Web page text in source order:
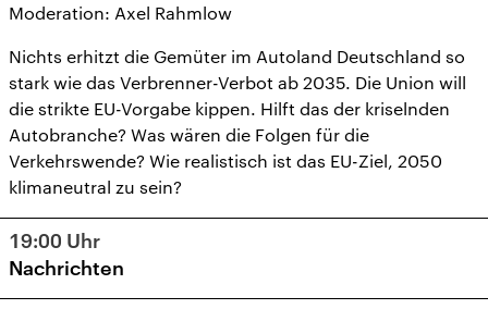
Moderation: Axel Rahmlow
Nichts erhitzt die Gemüter im Autoland Deutschland so
stark wie das Verbrenner-Verbot ab 2035. Die Union will
die strikte EU-Vorgabe kippen. Hilft das der kriselnden
Autobranche? Was wären die Folgen für die
Verkehrswende? Wie realistisch ist das EU-Ziel, 2050
klimaneutral zu sein?
19:00 Uhr
Nachrichten